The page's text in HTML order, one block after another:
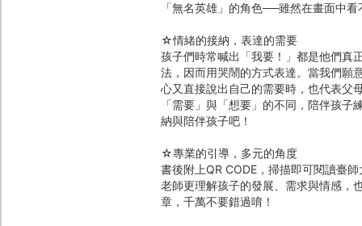
「無名英雄」的角色──雖然在畫面中
☆情緒的接納，表達的需要
孩子們時常喊出「我要！」都是他們真
法，因而用哭鬧的方式表達。當我們願
心又直接說出自己的需要時，也代表父
「需要」與「想要」的不同，陪伴孩
納與陪伴孩子吧！
☆專業的引導，多元的角度
書後附上QR CODE，掃描即可閱讀臺
老師更理解孩子的發展、需求與情感，
章，千萬不要錯過唷！